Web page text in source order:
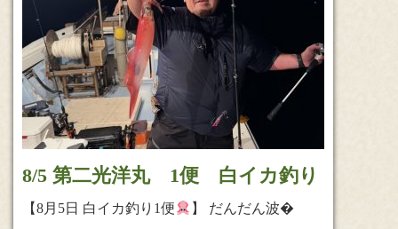
8/5 第二光洋丸 1便 白イカ釣り
【8月5日 白イカ釣り1便 】 だんだん波�